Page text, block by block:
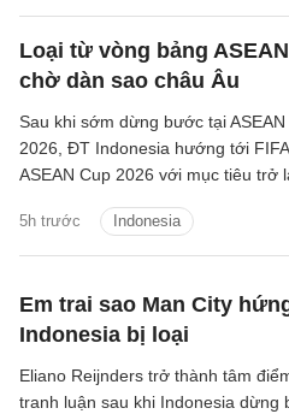
Loại từ vòng bảng
chờ dàn sao châu Âu
5h trước Indonesia
Sau khi sớm dừng bước tại ASEAN
2026, ĐT Indonesia hướng tới FIFA
ASEAN Cup 2026 với mục tiêu trở
Em trai sao Man City
Indonesia bị loại
Eliano Reijnders trở thành tâm
tranh luận sau khi Indonesia dừng